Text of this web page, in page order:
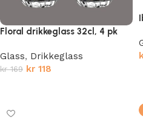
Floral drikkeglass 32cl, 4 pk
Glass, Drikkeglass
kr169 kr 118